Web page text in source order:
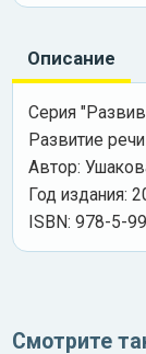
Описание
Серия
Развитие
Автор:
Год издания:
ISBN: 978-5-
Смотрите